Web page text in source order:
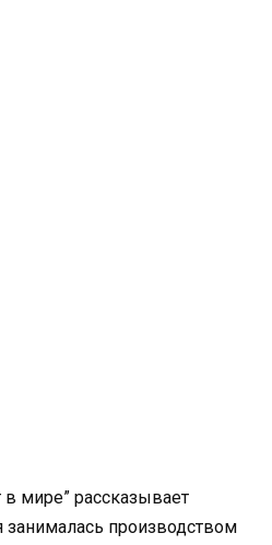
мире” рассказывает
занималась производством